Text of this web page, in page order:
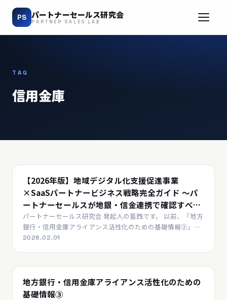
PS パートナーセールス研究会
PARTNER SALES LAB
TAG
信用金庫
【2026年版】地域デジタル化支援促進事業
×SaaSパートナービジネス戦略完全ガイド 〜パ
ートナーセールスが地銀・信金連携で確認すべき
こと〜
パートナーセールス研究会 発起人の葛西です。 以前、「地方
銀行・信用金庫アライアンス活性化のための基礎情報③」の
記事にて、地域デジタル化支援促進事業の概要について触れ
2026.02.01
パートナーアクティベーション
地方銀行・信用金庫アライアンス活性化のための
基礎情報③